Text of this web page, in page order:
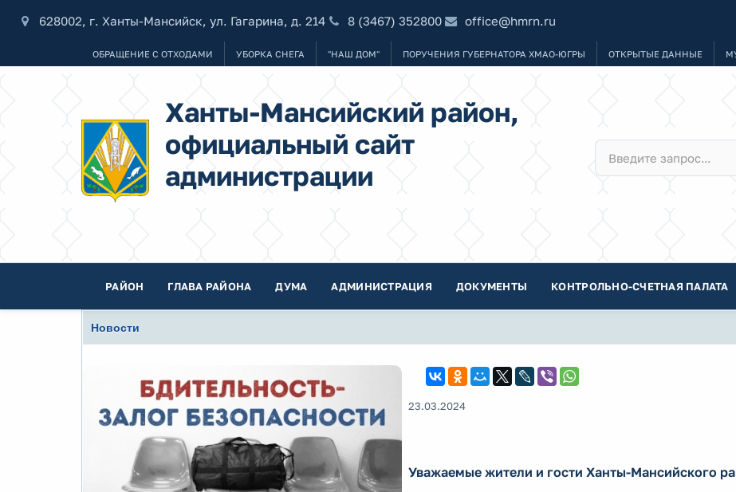
628002, г. Ханты-Мансийск, ул. Гагарина, д. 214 8 (3467) 352800 office@hmrn.ru
ОБРАЩЕНИЕ С ОТХОДАМИ УБОРКА СНЕГА "НАШ ДОМ" ПОРУЧЕНИЯ ГУБЕРНАТОРА ХМАО-ЮГРЫ ОТКРЫТЫЕ ДАННЫЕ
Ханты-Мансийский район,
официальный сайт
администрации
РАЙОН ГЛАВА РАЙОНА ДУМА АДМИНИСТРАЦИЯ ДОКУМЕНТЫ КОНТРОЛЬНО-СЧЕТНАЯ ПАЛАТА
Новости
23.03.2024
Уважаемые жители и гости Ханты-Мансийского